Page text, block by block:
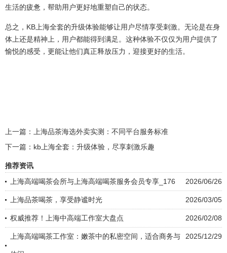
生活的疲惫，帮助用户更好地重塑自己的状态。
总之，KB上海全套的升级体验能够让用户尽情享受刺激。无论是在身
体上还是精神上，用户都能得到满足。这种体验不仅仅为用户提供了
愉悦的感受，更能让他们真正释放压力，迎接更好的生活。
上一篇： 上海品茶海选外卖实测：不同平台服务标准
下一篇： kb上海全套：升级体验，尽享刺激乐趣
推荐资讯
2026/06/26
上海高端喝茶会所与上海高端喝茶服务会员专享_176
2026/03/05
上海品茶喝茶，享受静谧时光
2026/02/08
权威推荐！上海中高端工作室大盘点
2025/12/29
上海高端喝茶工作室：嫩茶中的私密空间，适合商务与